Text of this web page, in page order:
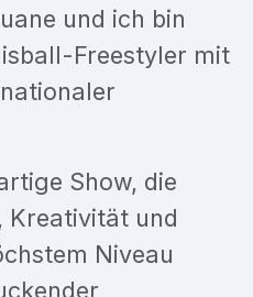
und ich bin
Freestyler mit
Show, die
Kreativität und
Niveau